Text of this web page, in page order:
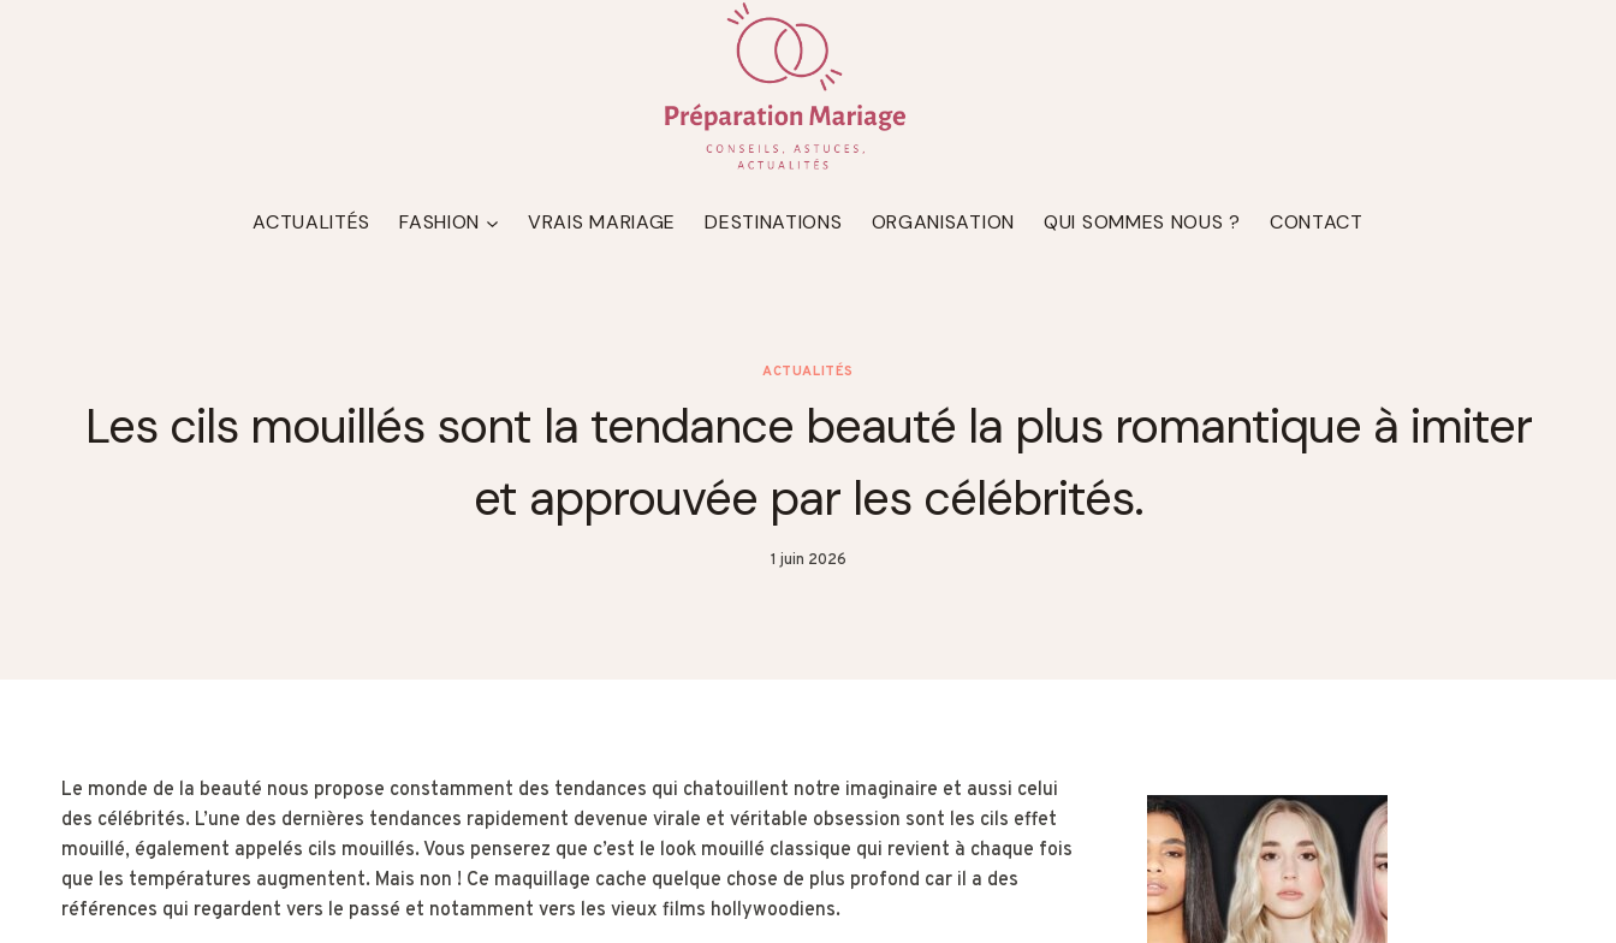
ACTUALITÉS FASHION VRAIS MARIAGE DESTINATIONS ORGANISATION QUI SOMMES NOUS ? CONTACT
ACTUALITÉS
Les cils mouillés sont la tendance beauté la plus romantique à imiter
et approuvée par les célébrités.
1 juin 2026
Le monde de la beauté nous propose constamment des tendances qui chatouillent notre imaginaire et aussi celui
des célébrités. L’une des dernières tendances rapidement devenue virale et véritable obsession sont les cils effet
mouillé, également appelés cils mouillés. Vous penserez que c’est le look mouillé classique qui revient à chaque fois
que les températures augmentent. Mais non ! Ce maquillage cache quelque chose de plus profond car il a des
références qui regardent vers le passé et notamment vers les vieux films hollywoodiens.